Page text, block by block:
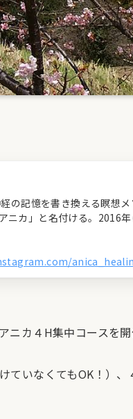
の記憶を書き換える瞑想
ニカ」と名付ける。2016
カ４H集中コースを開
ていなくてもOK！）